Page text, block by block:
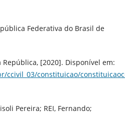
Federativa do Brasil de
República, [2020]. Disponível em:
ccivil_03/constituicao/
Pereira; REI, Fernando;